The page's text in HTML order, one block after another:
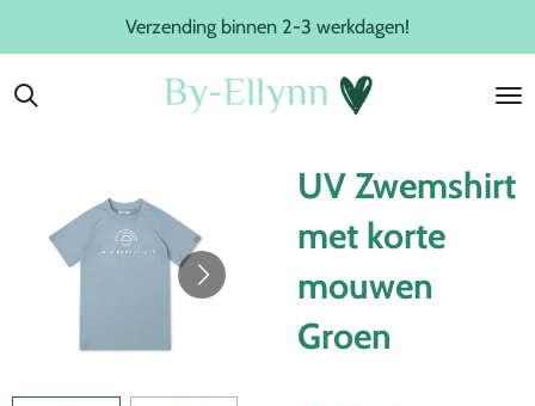
naar
Verzending binnen 2-3 werkdagen!
UV Zwemshirt
met korte
mouwen
Groen